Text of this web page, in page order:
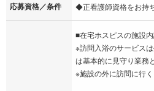
応募資格／条件 ◆正看護師資格をお持
■在宅ホスピスの施設
※訪問入浴のサービス
は基本的に見守り業務
※施設の外に訪問に行く